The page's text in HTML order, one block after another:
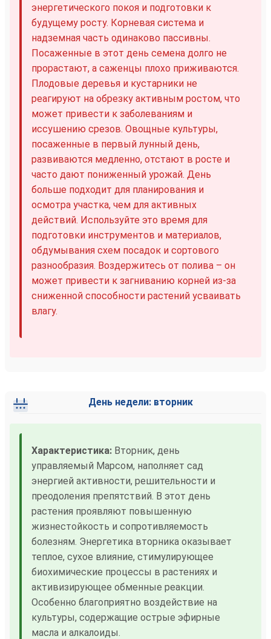
энергетического покоя и подготовки к
будущему росту. Корневая система и
надземная часть одинаково пассивны.
Посаженные в этот день семена долго не
прорастают, а саженцы плохо приживаются.
Плодовые деревья и кустарники не
реагируют на обрезку активным ростом, что
может привести к заболеваниям и
иссушению срезов. Овощные культуры,
посаженные в первый лунный день,
развиваются медленно, отстают в росте и
часто дают пониженный урожай. День
больше подходит для планирования и
осмотра участка, чем для активных
действий. Используйте это время для
подготовки инструментов и материалов,
обдумывания схем посадок и сортового
разнообразия. Воздержитесь от полива – он
может привести к загниванию корней из-за
сниженной способности растений усваивать
влагу.
День недели: вторник
Характеристика: Вторник, день
управляемый Марсом, наполняет сад
энергией активности, решительности и
преодоления препятствий. В этот день
растения проявляют повышенную
жизнестойкость и сопротивляемость
болезням. Энергетика вторника оказывает
теплое, сухое влияние, стимулирующее
биохимические процессы в растениях и
активизирующее обменные реакции.
Особенно благоприятно воздействие на
культуры, содержащие острые эфирные
масла и алкалоиды.